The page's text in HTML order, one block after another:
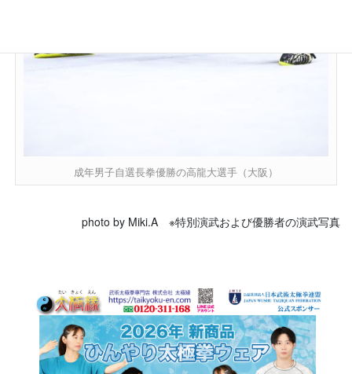
成年男子自選長拳優勝の高龍大選手（大阪）
photo by Miki.A ※特別演武および優勝者の演武写真